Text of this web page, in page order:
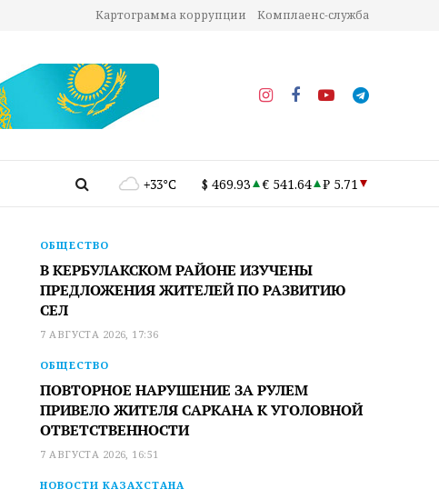
Картограмма коррупции Комплаенс-служба
+33°C $ 469.93 € 541.64 ₽ 5.71
ОБЩЕСТВО
В КЕРБУЛАКСКОМ РАЙОНЕ ИЗУЧЕНЫ
ПРЕДЛОЖЕНИЯ ЖИТЕЛЕЙ ПО РАЗВИТИЮ
СЕЛ
7 АВГУСТА 2026, 17:36
ОБЩЕСТВО
ПОВТОРНОЕ НАРУШЕНИЕ ЗА РУЛЕМ
ПРИВЕЛО ЖИТЕЛЯ САРКАНА К УГОЛОВНОЙ
ОТВЕТСТВЕННОСТИ
7 АВГУСТА 2026, 16:51
НОВОСТИ КАЗАХСТАНА